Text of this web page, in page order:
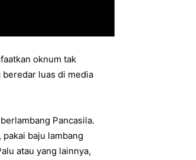
oknum tak
luas di media
Pancasila.
baju lambang
atau yang lainnya,